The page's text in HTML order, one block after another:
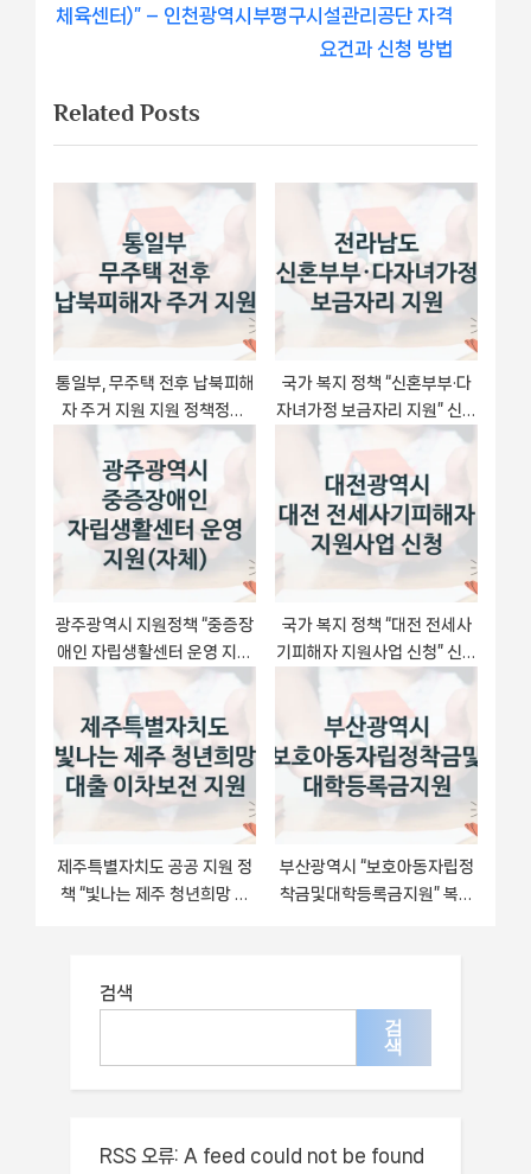
비
이
v
u
s
P
:
e
P
o
s
체육센터)” – 인천광역시부평구시설관리공단 자격
요건과 신청 방법
Related Posts
통일부, 무주택 전후 납북피해
자 주거 지원 지원 정책정리,
신청 자격조건과 구비서류
국가 복지 정책 “신혼부부·다
자녀가정 보금자리 지원” 신청
대상 및 자격 조건 – 전라남도
광주광역시 지원정책 “중증장
애인 자립생활센터 운영 지원
(자체)” 장애인복지과 -신청
일정과 자격 조건
국가 복지 정책 “대전 전세사
기피해자 지원사업 신청” 신청
대상 및 자격 조건 – 대전광역
제주특별자치도 공공 지원 정
책 “빛나는 제주 청년희망 대
부산광역시 “보호아동자립정
착금및대학등록금지원” 복지
검색
검
색
RSS 오류: A feed could not be found